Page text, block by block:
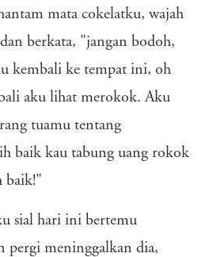
mata cokelatku, wajah
berkata, "jangan bodoh,
kembali ke tempat ini, oh
aku lihat merokok. Aku
tuamu tentang
baik kau tabung uang rokok
baik!"
sial hari ini bertemu
pergi meninggalkan dia,